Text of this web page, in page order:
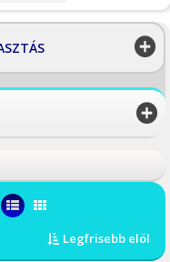
Legfrisebb elöl